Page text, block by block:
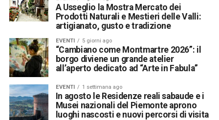
A Usseglio la Mostra Mercato dei
Prodotti Naturali e Mestieri delle Valli:
artigianato, gusto e tradizione
EVENTI 5 giorni ago
“Cambiano come Montmartre 2026”: il
borgo diviene un grande atelier
all’aperto dedicato ad “Arte in Fabula”
EVENTI 1 settimana ago
In agosto le Residenze reali sabaude e i
Musei nazionali del Piemonte aprono
luoghi nascosti e nuovi percorsi di visita